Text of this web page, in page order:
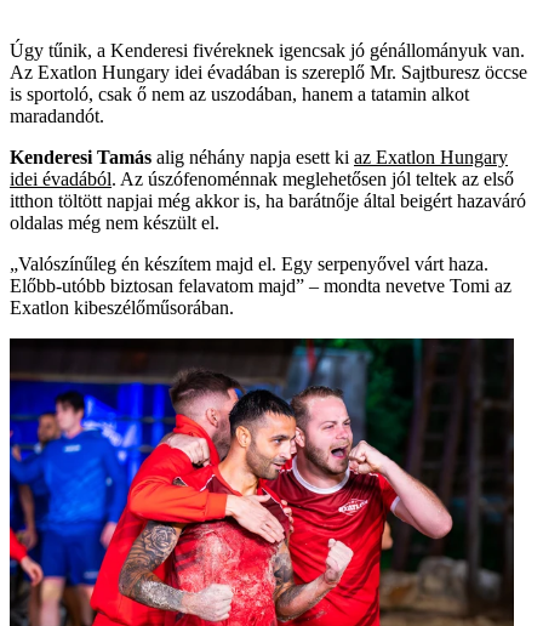
Úgy tűnik, a Kenderesi fivéreknek igencsak jó génállományuk van.
Az Exatlon Hungary idei évadában is szereplő Mr. Sajtburesz öccse
is sportoló, csak ő nem az uszodában, hanem a tatamin alkot
maradandót.
Kenderesi Tamás alig néhány napja esett ki az Exatlon Hungary
idei évadából. Az úszófenoménnak meglehetősen jól teltek az első
itthon töltött napjai még akkor is, ha barátnője által beigért hazaváró
oldalas még nem készült el.
„Valószínűleg én készítem majd el. Egy serpenyővel várt haza.
Előbb-utóbb biztosan felavatom majd” – mondta nevetve Tomi az
Exatlon kibeszélőműsorában.